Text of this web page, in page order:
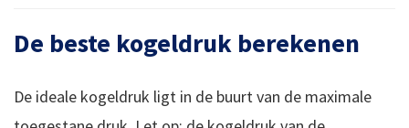
De beste kogeldruk berekenen
De ideale kogeldruk ligt in de buurt van de maximale